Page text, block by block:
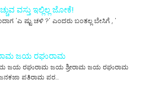
ವಸ್ತು ಇಲ್ಲಿಲ್ಲ ಜೋಕೆ!
'ಎ ಷ್ಟು ಚಳಿ ?' ಎಂದರು ಬಂತಲ್ಲ ಬೇಸಿಗೆ , '
ಜಯ ರಘುರಾಮ
ಜಯ ರಘುರಾಮ ಜಯ ಶ್ರೀರಾಮ ಜಯ ರಘುರಾಮ
ಪತಿರಾಮ ಪರ…